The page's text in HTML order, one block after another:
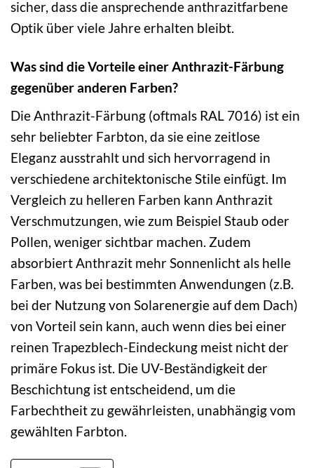
sicher, dass die ansprechende anthrazitfarbene
Optik über viele Jahre erhalten bleibt.
Was sind die Vorteile einer Anthrazit-Färbung
gegenüber anderen Farben?
Die Anthrazit-Färbung (oftmals RAL 7016) ist ein
sehr beliebter Farbton, da sie eine zeitlose
Eleganz ausstrahlt und sich hervorragend in
verschiedene architektonische Stile einfügt. Im
Vergleich zu helleren Farben kann Anthrazit
Verschmutzungen, wie zum Beispiel Staub oder
Pollen, weniger sichtbar machen. Zudem
absorbiert Anthrazit mehr Sonnenlicht als helle
Farben, was bei bestimmten Anwendungen (z.B.
bei der Nutzung von Solarenergie auf dem Dach)
von Vorteil sein kann, auch wenn dies bei einer
reinen Trapezblech-Eindeckung meist nicht der
primäre Fokus ist. Die UV-Beständigkeit der
Beschichtung ist entscheidend, um die
Farbechtheit zu gewährleisten, unabhängig vom
gewählten Farbton.